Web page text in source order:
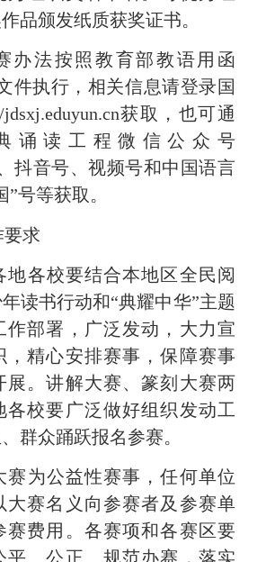
品颁发纸质获奖证书。
办法按照教育部教语用函
件执行，相关信息请登录国
获取，也可通
诵读工程微信公众号
抖音号、视频号和中国语言
”号等获取。
要求
地各校要结合本地区全民阅
读书行动和“典耀中华”主题
作部署，广泛发动，大力宣
，精心安排赛事，保障赛事
展。讲解大赛、篆刻大赛两
各校要广泛做好组织发动工
群众踊跃报名参赛。
赛为公益性赛事，任何单位
大赛名义向参赛者及参赛单
赛费用。各赛项和各赛区要
平、公正、规范办赛，落实